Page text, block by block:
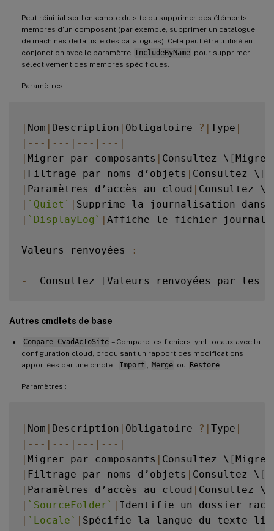
Peut réinitialiser l’ensemble du site ou supprimer des éléments
membres d’un composant (par exemple, supprimer un catalogue
de machines de la liste des catalogues). Cela peut être utilisé en
conjonction avec le paramètre IncludeByName pour supprimer
sélectivement des membres spécifiques.
Paramètres :
| Nom | Description | Obligatoire ? | Type |
| -- - | -- - | -- - | -- - |
| Migrer par composants | Consultez \ [Migrer
| Filtrage par noms d’objets | Consultez \ [
| Paramètres d’accès au cloud | Consultez \
| ` Quiet ` | Supprime la journalisation dans
| ` DisplayLog ` | Affiche le fichier journal
Valeurs renvoyées :
-
  Consultez
[Valeurs renvoyées par les
Autres cmdlets de base
Compare-CvadAcToSite – Compare les fichiers .yml locaux avec la
configuration cloud, produisant un rapport des modifications
apportées par une cmdlet Import Merge ou Restore
Paramètres :
| Nom | Description | Obligatoire ? | Type |
| -- - | -- - | -- - | -- - |
| Migrer par composants | Consultez \ [Migrer
| Filtrage par noms d’objets | Consultez \ [
| Paramètres d’accès au cloud | Consultez \
| ` SourceFolder` | Identifie un dossier
| ` Locale` | Spécifie la langue du texte